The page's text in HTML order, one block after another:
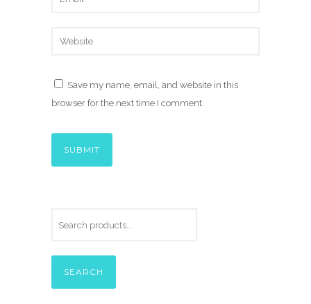
Save my name, email, and website in this
browser for the next time I comment.
SEARCH